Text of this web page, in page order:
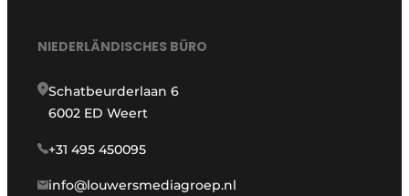
NIEDERLÄNDISCHES BÜRO
Schatbeurderlaan 6
6002 ED Weert
+31 495 450095
info@louwersmediagroep.nl